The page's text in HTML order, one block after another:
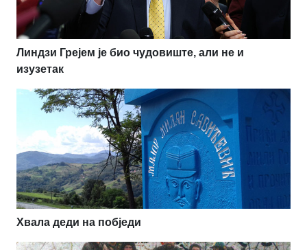
Линдзи Грејем је био чудовиште, али не и
изузетак
Хвала деди на побједи